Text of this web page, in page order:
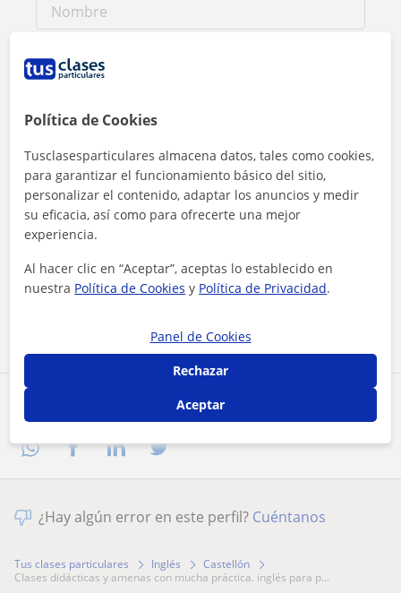
Comparte a este profesor
¿Hay algún error en este perfil? Cuéntanos
Tus clases particulares Inglés
Castellón
clases didácticas y amenas con mucha práctica. inglés para p...
Política de Cookies
Tusclasesparticulares almacena datos, tales como cookies,
para garantizar el funcionamiento básico del sitio,
personalizar el contenido, adaptar los anuncios y medir
su eficacia, así como para ofrecerte una mejor
experiencia.
Al hacer clic en “Aceptar”, aceptas lo establecido en
nuestra Política de Cookies y Política de Privacidad.
Panel de Cookies
Rechazar
Aceptar